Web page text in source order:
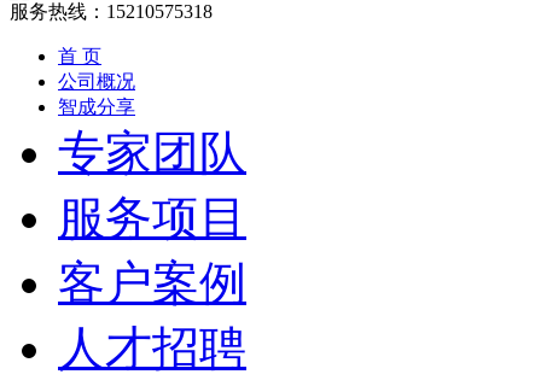
服务热线：15210575318
首 页
公司概况
智成分享
专家团队
服务项目
客户案例
人才招聘